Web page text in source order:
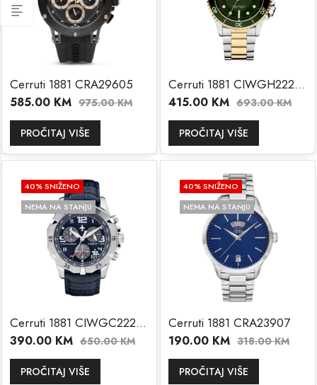
Cerruti 1881 CRA29605
585.00 KM 975.00KM
PROČITAJ VIŠE
Cerruti 1881 CIWGH2224208
415.00 KM 693.00KM
PROČITAJ VIŠE
40% SNIŽENO
NEMA NA STANJU
Cerruti 1881 CIWGC2224401
390.00 KM 650.00KM
PROČITAJ VIŠE
40% SNIŽENO
NEMA NA STANJU
Cerruti 1881 CRA23907
190.00 KM 318.00KM
PROČITAJ VIŠE